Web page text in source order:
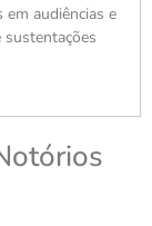
em audiências e
sustentações